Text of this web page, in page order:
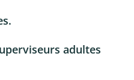
adultes